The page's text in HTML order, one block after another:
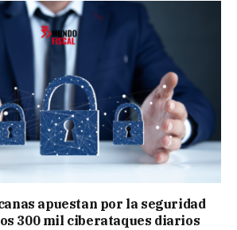
apuestan por la seguridad
300 mil ciberataques diarios